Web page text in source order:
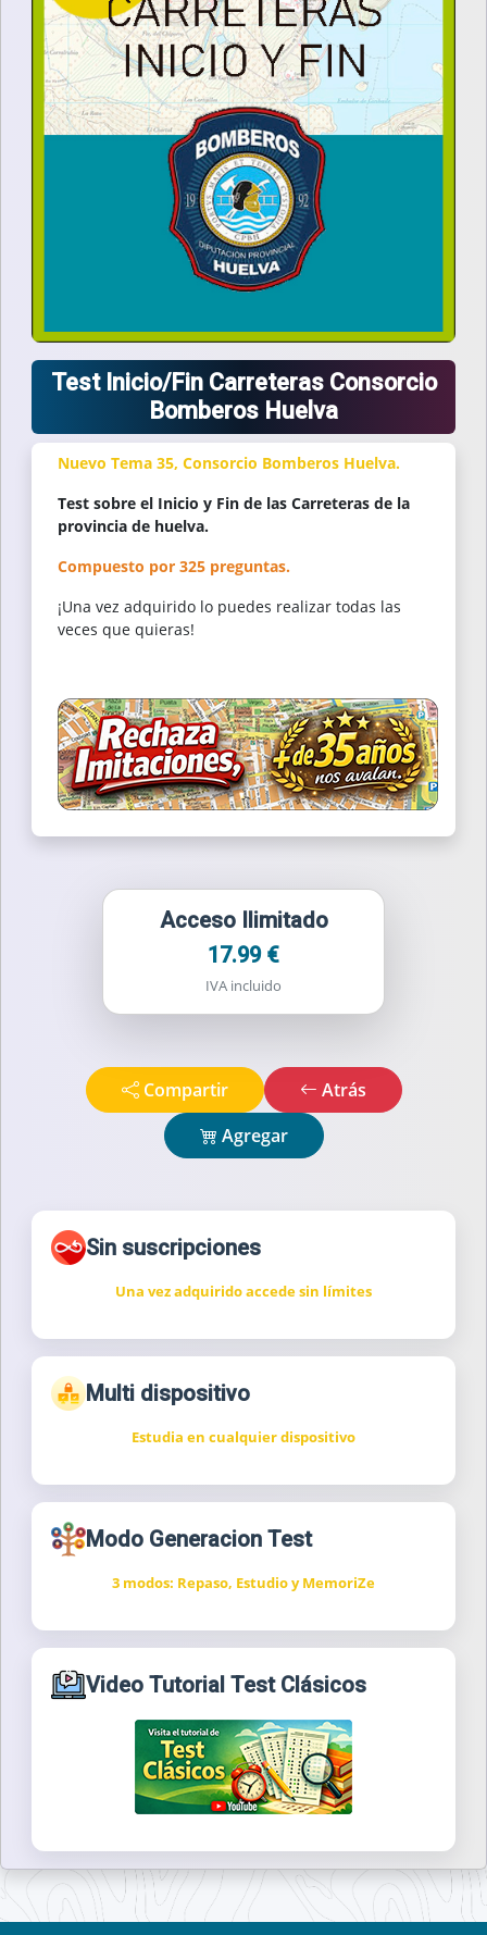
Test Inicio/Fin Carreteras Consorcio
Bomberos Huelva
Nuevo Tema 35, Consorcio Bomberos Huelva.
Test sobre el Inicio y Fin de las Carreteras de la
provincia de huelva.
Compuesto por 325 preguntas.
¡Una vez adquirido lo puedes realizar todas las
veces que quieras!
Acceso Ilimitado
17.99 €
IVA incluido
Compartir
Atrás
Agregar
Sin suscripciones
Una vez adquirido accede sin límites
Multi dispositivo
Estudia en cualquier dispositivo
Modo Generacion Test
3 modos: Repaso, Estudio y MemoriZe
Video Tutorial Test Clásicos